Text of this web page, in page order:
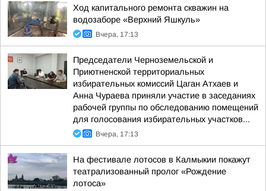
Ход капитального ремонта скважин на
водозаборе «Верхний Яшкуль»
Вчера, 17:13
Председатели Черноземельской и
Приютненской территориальных
избирательных комиссий Цаган Атхаев и
Анна Чураева приняли участие в заседаниях
рабочей группы по обследованию помещений
для голосования избирательных участков...
Вчера, 17:13
На фестивале лотосов в Калмыкии покажут
театрализованный пролог «Рождение
лотоса»